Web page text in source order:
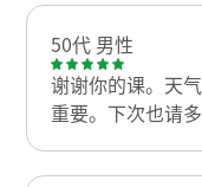
50代 男性
谢谢你的课。天
重要。下次也请多